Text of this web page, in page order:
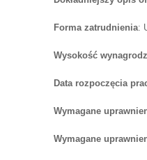
Forma zatrudnienia:
Wysokość
Data rozpoczęcia
Wymagane
Wymagane